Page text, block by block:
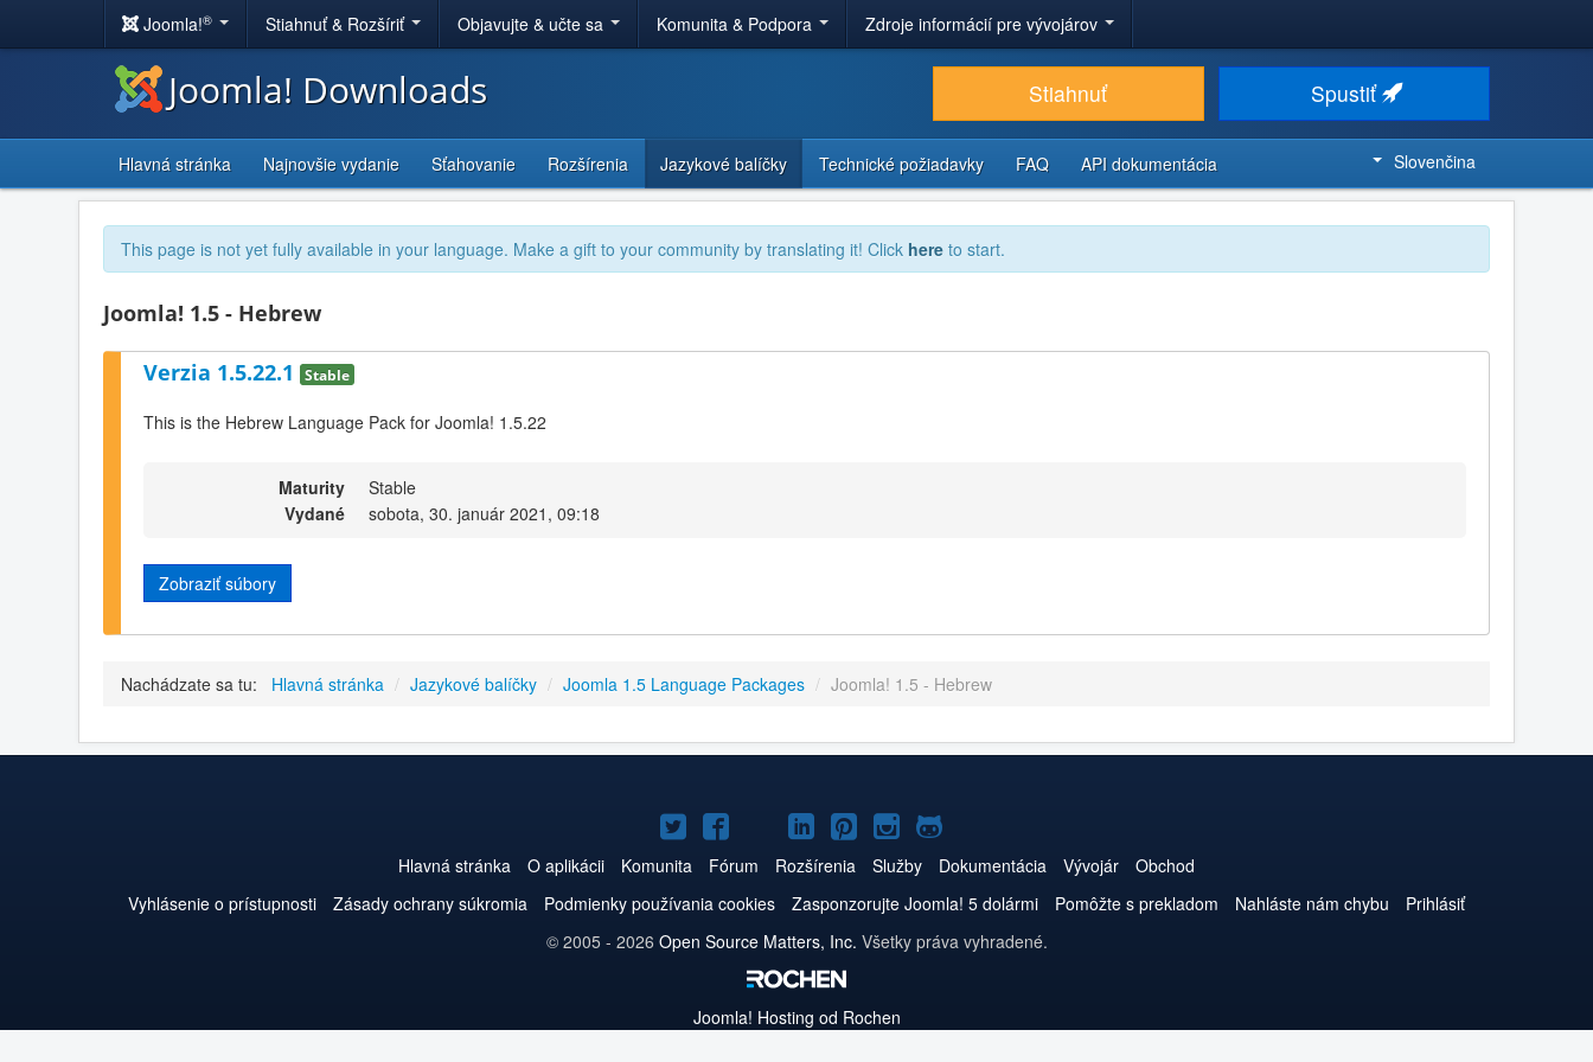
Joomla!® Stiahnuť & Rozšíriť Objavujte & učte sa Komunita & Podpora Zdroje informácií pre vývojárov
Joomla! Downloads Stiahnuť Spustiť
Hlavná stránka Najnovšie vydanie Sťahovanie Rozšírenia Jazykové balíčky Technické požiadavky FAQ API dokumentácia Slovenčina
This page is not yet fully available in your language. Make a gift to your community by translating it! Click here to start.
Joomla! 1.5 - Hebrew
Verzia 1.5.22.1 Stable
This is the Hebrew Language Pack for Joomla! 1.5.22
Maturity
Stable
Vydané
sobota, 30. január 2021, 09:18
Zobraziť súbory
Nachádzate sa tu: Hlavná stránka / Jazykové balíčky / Joomla 1.5 Language Packages / Joomla! 1.5 - Hebrew
Joomla!
na
Twitteri
Joomla!
na
Facebooku
Joomla!
na
YouTube
Joomla!
na
LinkedIn
Joomla!
na
Pinterest
Joomla!
na
Instagrame
Joomla!
na
GitHub
Hlavná stránka O aplikácii Komunita Fórum Rozšírenia Služby Dokumentácia Vývojár
Obchod
Vyhlásenie o prístupnosti
Zásady ochrany súkromia Podmienky používania cookies Zasponzorujte Joomla! 5 dolármi Pomôžte s prekladom Nahláste nám chybu
Prihlásiť
© 2005 - 2026 Open Source Matters, Inc. Všetky práva vyhradené.
Joomla! Hosting od Rochen